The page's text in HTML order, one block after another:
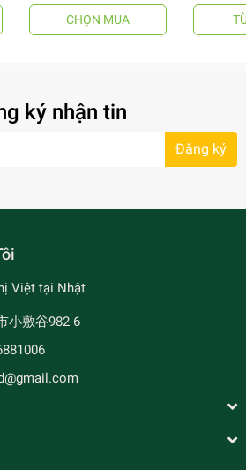
CHỌN MUA
ký nhận tin
Đăng ký
Việt tại Nhật
小敷谷982-6